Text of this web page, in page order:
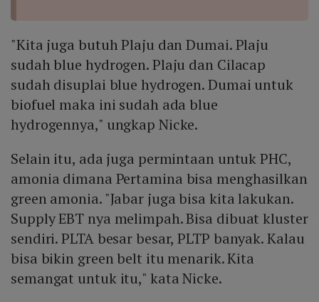
"Kita juga butuh Plaju dan Dumai. Plaju
sudah blue hydrogen. Plaju dan Cilacap
sudah disuplai blue hydrogen. Dumai untuk
biofuel maka ini sudah ada blue
hydrogennya," ungkap Nicke.
Selain itu, ada juga permintaan untuk PHC,
amonia dimana Pertamina bisa menghasilkan
green amonia. "Jabar juga bisa kita lakukan.
Supply EBT nya melimpah. Bisa dibuat kluster
sendiri. PLTA besar besar, PLTP banyak. Kalau
bisa bikin green belt itu menarik. Kita
semangat untuk itu," kata Nicke.